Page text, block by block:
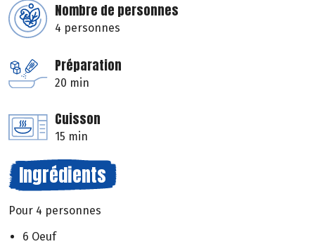
Nombre de personnes
4 personnes
Préparation
20 min
Cuisson
15 min
Ingrédients
Pour 4 personnes
6 Oeuf